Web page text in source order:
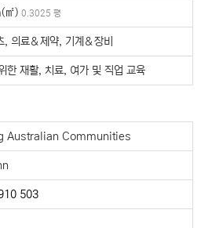
㎡) 0.3025 평
, 의료＆제약, 기계＆장비
한 재활, 치료, 여가 및 직업 교육
Australian Communities
503